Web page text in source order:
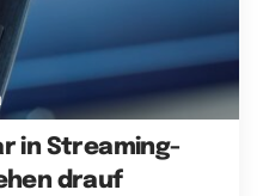
in Streaming-
drauf